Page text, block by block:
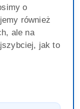
o
również
ale na
jak to